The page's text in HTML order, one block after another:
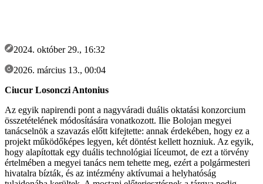
2024. október 29., 16:32
2026. március 13., 00:04
Ciucur Losonczi Antonius
Az egyik napirendi pont a nagyváradi duális oktatási konzorcium
összetételének módosítására vonatkozott. Ilie Bolojan megyei
tanácselnök a szavazás előtt kifejtette: annak érdekében, hogy ez a
projekt működőképes legyen, két döntést kellett hozniuk. Az egyik,
hogy alapítottak egy duális technológiai líceumot, de ezt a törvény
értelmében a megyei tanács nem tehette meg, ezért a polgármesteri
hivatalra bízták, és az intézmény aktívumai a helyhatóság